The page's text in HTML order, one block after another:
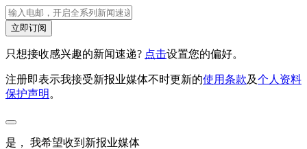
立即订阅
只想接收感兴趣的新闻速递? 点击设置您的偏好。
注册即表示我接受新报业媒体不时更新的使用条款及个人资料
保护声明 。
是， 我希望收到新报业媒体